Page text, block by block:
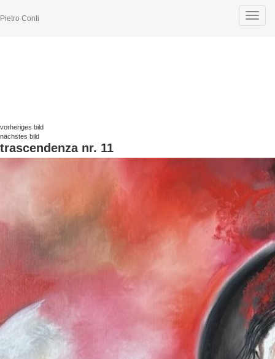
Toggle
Pietro Conti
vorheriges bild
nächstes bild
trascendenza nr. 11